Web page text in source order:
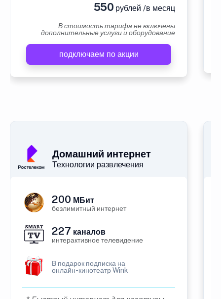
550 рублей /в месяц
В стоимость тарифа не включены
дополнительные услуги и оборудование
подключаем по акции
Домашний интернет
Технологии развлечения
200 МБит
безлимитный интернет
227 каналов
интерактивное телевидение
В подарок подписка на
онлайн-кинотеатр Wink